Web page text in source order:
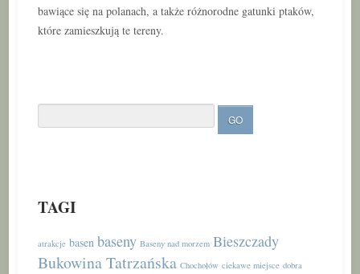
bawiące się na polanach, a także różnorodne gatunki ptaków,
które zamieszkują te tereny.
TAGI
atrakcje basen baseny Baseny nad morzem Bieszczady
Bukowina Tatrzańska Chochołów ciekawe miejsce dobra